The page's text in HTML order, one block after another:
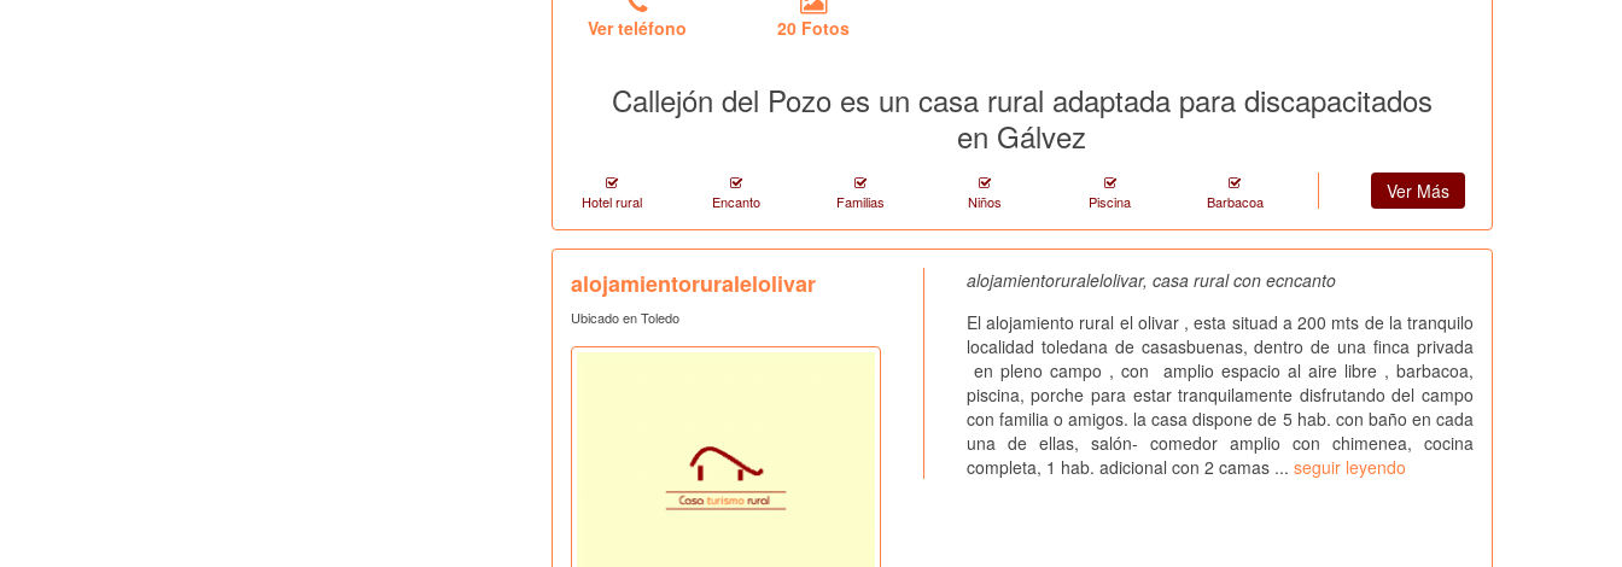
Ver teléfono 20 Fotos
Callejón del Pozo es un casa rural adaptada para discapacitados
en Gálvez
Hotel rural Encanto Familias Niños Piscina Barbacoa Ver Más
alojamientoruralelolivar
Ubicado en Toledo
alojamientoruralelolivar, casa rural con ecncanto
El alojamiento rural el olivar , esta situad a 200 mts de la tranquilo
localidad toledana de casasbuenas, dentro de una finca privada
en pleno campo , con amplio espacio al aire libre , barbacoa,
piscina, porche para estar tranquilamente disfrutando del campo
con familia o amigos. la casa dispone de 5 hab. con baño en cada
una de ellas, salón- comedor amplio con chimenea, cocina
completa, 1 hab. adicional con 2 camas ... seguir leyendo